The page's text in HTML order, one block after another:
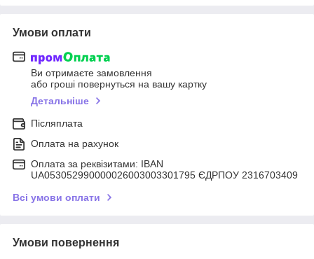
Умови оплати
Ви отримаєте замовлення
або гроші повернуться на вашу картку
Детальніше
Післяплата
Оплата на рахунок
Оплата за реквізитами: IBAN
UA053052990000026003003301795 ЄДРПОУ 2316703409
Всі умови оплати
Умови повернення